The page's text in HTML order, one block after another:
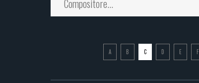
A B C D E F